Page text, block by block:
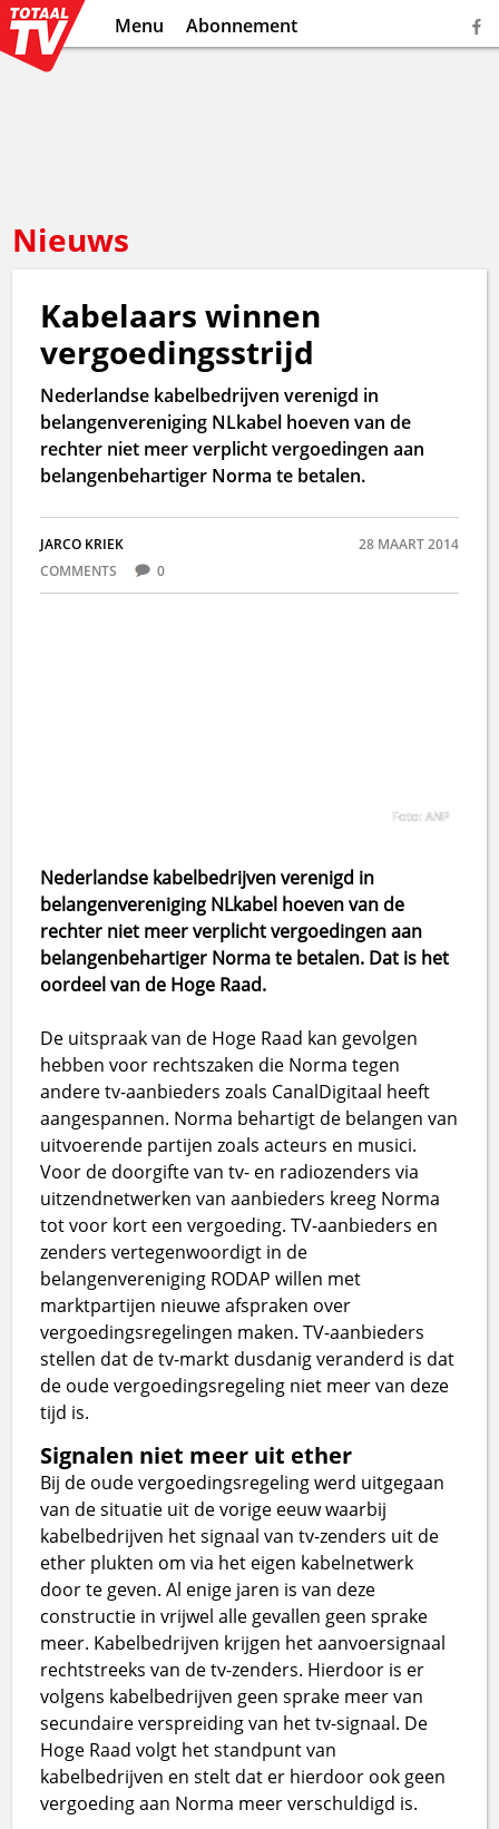
Menu Abonnement
Nieuws
Kabelaars winnen
vergoedingsstrijd
Nederlandse kabelbedrijven verenigd in
belangenvereniging NLkabel hoeven van de
rechter niet meer verplicht vergoedingen aan
belangenbehartiger Norma te betalen.
JARCO KRIEK
28 MAART 2014
COMMENTS
0
Foto: ANP
Nederlandse kabelbedrijven verenigd in
belangenvereniging NLkabel hoeven van de
rechter niet meer verplicht vergoedingen aan
belangenbehartiger Norma te betalen. Dat is het
oordeel van de Hoge Raad.
De uitspraak van de Hoge Raad kan gevolgen
hebben voor rechtszaken die Norma tegen
andere tv-aanbieders zoals CanalDigitaal heeft
aangespannen. Norma behartigt de belangen van
uitvoerende partijen zoals acteurs en musici.
Voor de doorgifte van tv- en radiozenders via
uitzendnetwerken van aanbieders kreeg Norma
tot voor kort een vergoeding. TV-aanbieders en
zenders vertegenwoordigt in de
belangenvereniging RODAP willen met
marktpartijen nieuwe afspraken over
vergoedingsregelingen maken. TV-aanbieders
stellen dat de tv-markt dusdanig veranderd is dat
de oude vergoedingsregeling niet meer van deze
tijd is.
Signalen niet meer uit ether
Bij de oude vergoedingsregeling werd uitgegaan
van de situatie uit de vorige eeuw waarbij
kabelbedrijven het signaal van tv-zenders uit de
ether plukten om via het eigen kabelnetwerk
door te geven. Al enige jaren is van deze
constructie in vrijwel alle gevallen geen sprake
meer. Kabelbedrijven krijgen het aanvoersignaal
rechtstreeks van de tv-zenders. Hierdoor is er
volgens kabelbedrijven geen sprake meer van
secundaire verspreiding van het tv-signaal. De
Hoge Raad volgt het standpunt van
kabelbedrijven en stelt dat er hierdoor ook geen
vergoeding aan Norma meer verschuldigd is.